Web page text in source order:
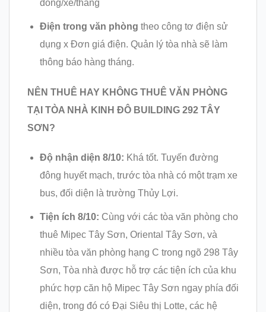
đồng/xe/tháng
Điện trong văn phòng theo công tơ điện sử
dụng x Đơn giá điện. Quản lý tòa nhà sẽ làm
thông báo hàng tháng.
NÊN THUÊ HAY KHÔNG THUÊ VĂN PHÒNG
TẠI TÒA NHÀ KINH ĐÔ BUILDING 292 TÂY
SƠN?
Độ nhận diện 8/10: Khá tốt. Tuyến đường
đông huyết mạch, trước tòa nhà có một trạm xe
bus, đối diện là trường Thủy Lợi.
Tiện ích 8/10: Cùng với các tòa văn phòng cho
thuê Mipec Tây Sơn, Oriental Tây Sơn, và
nhiều tòa văn phòng hạng C trong ngõ 298 Tây
Sơn, Tòa nhà được hỗ trợ các tiện ích của khu
phức hợp căn hộ Mipec Tây Sơn ngay phía đối
diện, trong đó có Đại Siêu thị Lotte, các hệ